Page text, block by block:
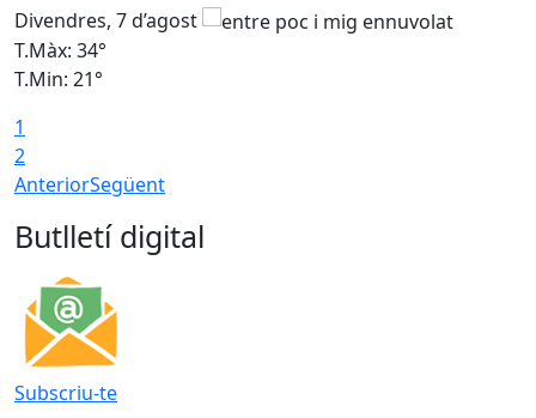
Divendres, 7 d’agost
T.Màx: 34°
T.Min: 21°
1
2
AnteriorSegüent
Butlletí digital
Subscriu-te